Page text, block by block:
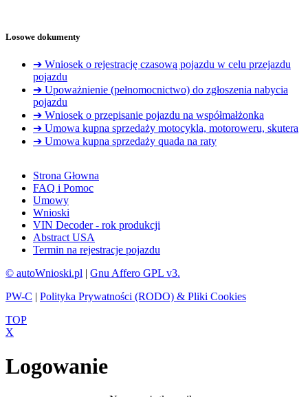
Losowe dokumenty
➔ Wniosek o rejestrację czasową pojazdu w celu przejazdu
pojazdu
➔ Upoważnienie (pełnomocnictwo) do zgłoszenia nabycia
pojazdu
➔ Wniosek o przepisanie pojazdu na współmałżonka
➔ Umowa kupna sprzedaży motocykla, motoroweru, skutera
➔ Umowa kupna sprzedaży quada na raty
Strona Głowna
FAQ i Pomoc
Umowy
Wnioski
VIN Decoder - rok produkcji
Abstract USA
Termin na rejestracje pojazdu
© autoWnioski.pl | Gnu Affero GPL v3.
PW-C | Polityka Prywatności (RODO) & Pliki Cookies
TOP
X
Logowanie